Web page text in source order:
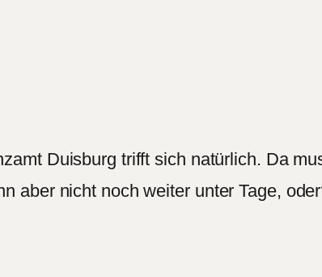
Duisburg trifft sich natürlich. Da
aber nicht noch weiter unter Tage,